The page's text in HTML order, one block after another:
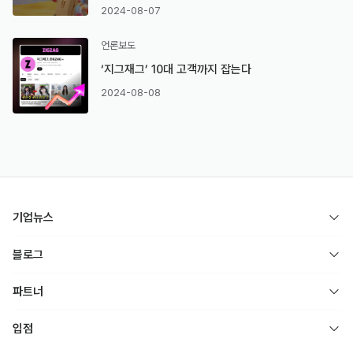
2024-08-07
언론보도
‘지그재그’ 10대 고객까지 잡는다
2024-08-08
기업뉴스
블로그
파트너
입점